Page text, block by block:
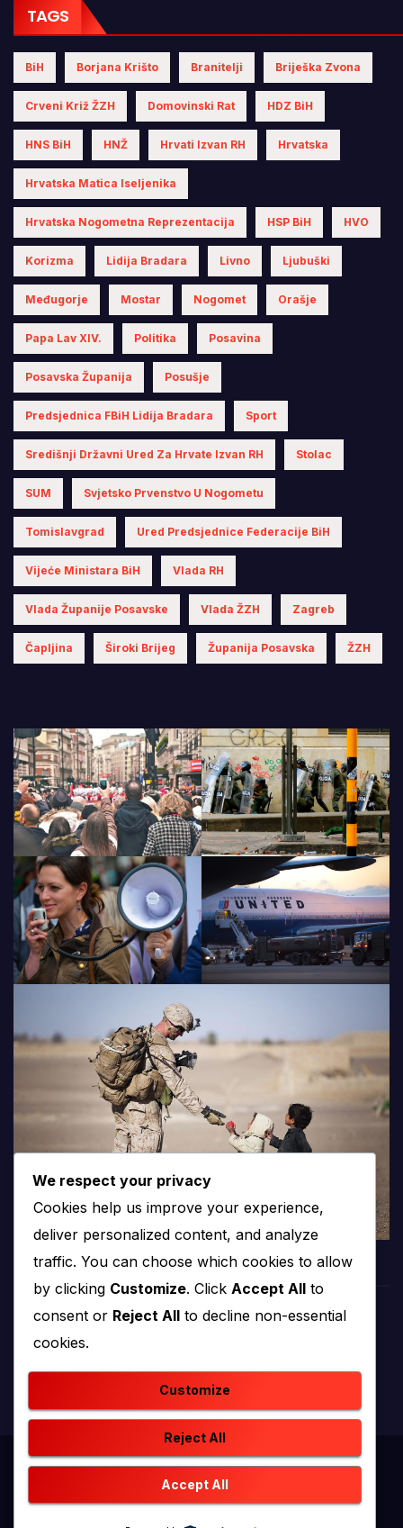
TAGS
BiH Borjana Krišto Branitelji Briješka Zvona
Crveni Križ ŽZH Domovinski Rat HDZ BiH
HNS BiH HNŽ Hrvati Izvan RH Hrvatska
Hrvatska Matica Iseljenika
Hrvatska Nogometna Reprezentacija HSP BiH HVO
Korizma Lidija Bradara Livno Ljubuški
Međugorje Mostar Nogomet Orašje
Papa Lav XIV. Politika Posavina
Posavska Županija Posušje
Predsjednica FBiH Lidija Bradara Sport
Središnji Državni Ured Za Hrvate Izvan RH Stolac
SUM Svjetsko Prvenstvo U Nogometu
Tomislavgrad Ured Predsjednice Federacije BiH
Vijeće Ministara BiH Vlada RH
Vlada Županije Posavske Vlada ŽZH Zagreb
Čapljina Široki Brijeg Županija Posavska ŽZH
produkcija i emitiranje tv programa
Proudly powered by WordPress|Theme: newstack by
Themeansar
We respect your privacy
Cookies help us improve your experience,
deliver personalized content, and analyze
traffic. You can choose which cookies to allow
by clicking Customize. Click Accept All to
consent or Reject All to decline non-essential
cookies.
Customize
Reject All
Accept All